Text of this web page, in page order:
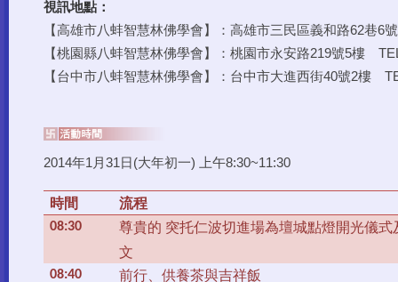
視訊地點：
【高雄市八蚌智慧林佛學會】：高雄市三民區義和路62巷6
【桃園縣八蚌智慧林佛學會】：桃園市永安路219號5樓
【台中市八蚌智慧林佛學會】：台中市大進西街40號2樓
2014年1月31日(大年初一) 上午8:30~11:30
時間 流程
08:30 尊貴的 突托仁波切進場為壇城點燈開光儀
文
08:40 前行、供養茶與吉祥飯